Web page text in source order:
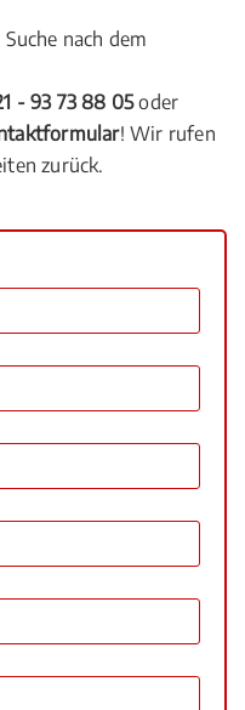
nach dem
- 93 73 88 05oder
! Wir rufen
zurück.